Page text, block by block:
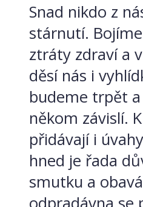
Snad nikdo z
stárnutí.
ztráty zdraví a
děsí nás i
budeme trpět
někom závislí.
přidávají i
hned je řada
smutku a